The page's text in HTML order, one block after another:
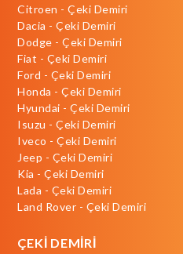
Citroen - Çeki Demiri
Dacia - Çeki Demiri
Dodge - Çeki Demiri
Fiat - Çeki Demiri
Ford - Çeki Demiri
Honda - Çeki Demiri
Hyundai - Çeki Demiri
Isuzu - Çeki Demiri
Iveco - Çeki Demiri
Jeep - Çeki Demiri
Kia - Çeki Demiri
Lada - Çeki Demiri
Land Rover - Çeki Demiri
ÇEKİ DEMİRİ